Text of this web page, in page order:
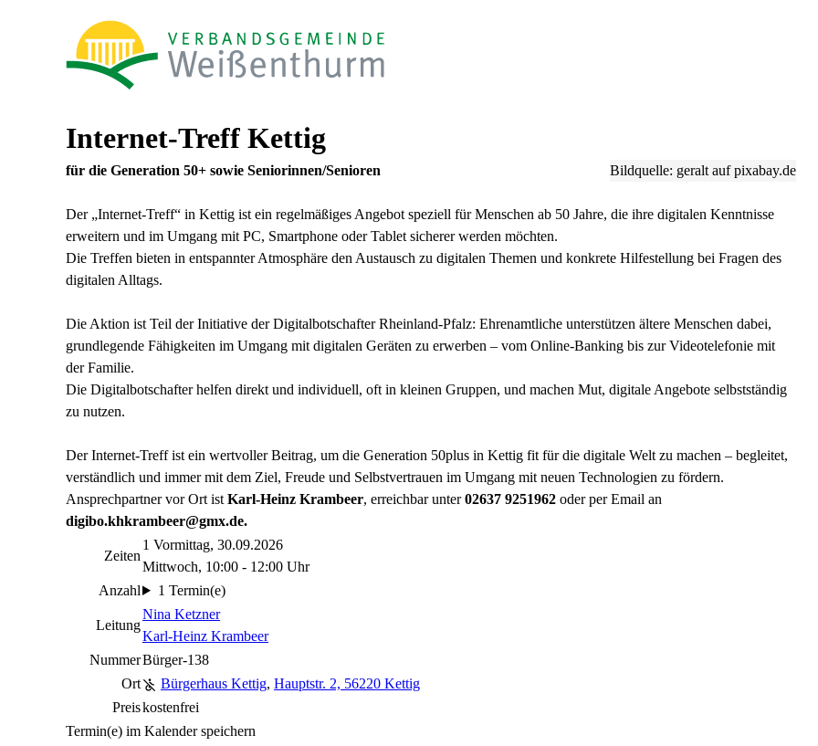
Internet-Treff Kettig
Bildquelle: geralt auf pixabay.de
für die Generation 50+ sowie Seniorinnen/Senioren
Der „Internet-Treff“ in Kettig ist ein regelmäßiges Angebot speziell für Menschen ab 50 Jahre, die ihre digitalen Kenntnisse
erweitern und im Umgang mit PC, Smartphone oder Tablet sicherer werden möchten.
Die Treffen bieten in entspannter Atmosphäre den Austausch zu digitalen Themen und konkrete Hilfestellung bei Fragen des
digitalen Alltags.
Die Aktion ist Teil der Initiative der Digitalbotschafter Rheinland-Pfalz: Ehrenamtliche unterstützen ältere Menschen dabei,
grundlegende Fähigkeiten im Umgang mit digitalen Geräten zu erwerben – vom Online-Banking bis zur Videotelefonie mit
der Familie.
Die Digitalbotschafter helfen direkt und individuell, oft in kleinen Gruppen, und machen Mut, digitale Angebote selbstständig
zu nutzen.
Der Internet-Treff ist ein wertvoller Beitrag, um die Generation 50plus in Kettig fit für die digitale Welt zu machen – begleitet,
verständlich und immer mit dem Ziel, Freude und Selbstvertrauen im Umgang mit neuen Technologien zu fördern.
Ansprechpartner vor Ort ist Karl-Heinz Krambeer, erreichbar unter02637 9251962 oder per Email an
digibo.khkrambeer@gmx.de.
Zeiten
1 Vormittag, 30.09.2026
Mittwoch, 10:00 - 12:00 Uhr
Anzahl
1 Termin(e)
Leitung
Nina Ketzner
Karl-Heinz Krambeer
NummerBürger-138
Ort
Bürgerhaus Kettig, Hauptstr. 2, 56220 Kettig
Preiskostenfrei
Termin(e) im Kalender speichern